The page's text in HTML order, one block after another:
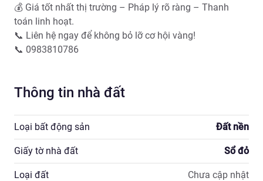
💰 Giá tốt nhất thị trường – Pháp lý rõ ràng – Thanh
toán linh hoạt.
📞 Liên hệ ngay để không bỏ lỡ cơ hội vàng!
Thông tin nhà đất
Loại bất động sản Đất nền
Giấy tờ nhà đất Sổ đỏ
Loại đất Chưa cập nhật